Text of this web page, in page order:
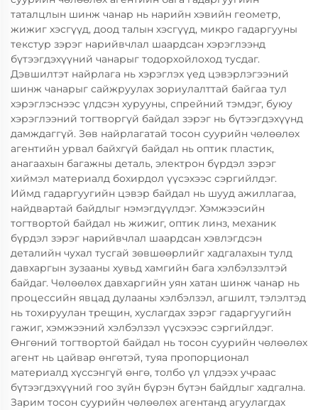
таталцлын шинж чанар нь нарийн хэвийн геометр,
жижиг хэсгүүд, доод талын хэсгүүд, микро гадаргууны
текстур зэрэг нарийвчлал шаардсан хэрэглээнд
бүтээгдэхүүний чанарыг тодорхойлоход тусдаг.
Дэвшилтэт найрлага нь хэрэглэх үед цэвэрлэгээний
шинж чанарыг сайжруулах зориулалттай байгаа тул
хэрэглэснээс үлдсэн хурууны, спрейний тэмдэг, буюу
хэрэглээний тогтворгүй байдал зэрэг нь бүтээгдэхүүнд
дамждаггүй. Зөв найрлагатай тосон суурийн чөлөөлөх
агентийн урвал байхгүй байдал нь оптик пластик,
анагаахын багажны деталь, электрон бүрдэл зэрэг
хиймэл материалд бохирдол үүсэхээс сэргийлдэг.
Иймд гадаргуугийн цэвэр байдал нь шууд ажиллагаа,
найдвартай байдлыг нэмэгдүүлдэг. Хэмжээсийн
тогтвортой байдал нь жижиг, оптик линз, механик
бүрдэл зэрэг нарийвчлал шаардсан хэвлэгдсэн
деталийн чухал тусгай зөвшөөрлийг хадгалахын тулд
давхаргын зузааны хувьд хамгийн бага хэлбэлзэлтэй
байдаг. Чөлөөлөх давхаргийн уян хатан шинж чанар нь
процессийн явцад дулааны хэлбэлзэл, агшилт, тэлэлтэд
нь тохируулан трещин, хуслагдах зэрэг гадаргуугийн
гажиг, хэмжээний хэлбэлзэл үүсэхээс сэргийлдэг.
Өнгөний тогтвортой байдал нь тосон суурийн чөлөөлөх
агент нь цайвар өнгөтэй, туяа пропорционал
материалд хүссэнгүй өнгө, толбо үл үлдээх учраас
бүтээгдэхүүний гоо зүйн бүрэн бүтэн байдлыг хадгална.
Зарим тосон суурийн чөлөөлөх агентанд агуулагдах